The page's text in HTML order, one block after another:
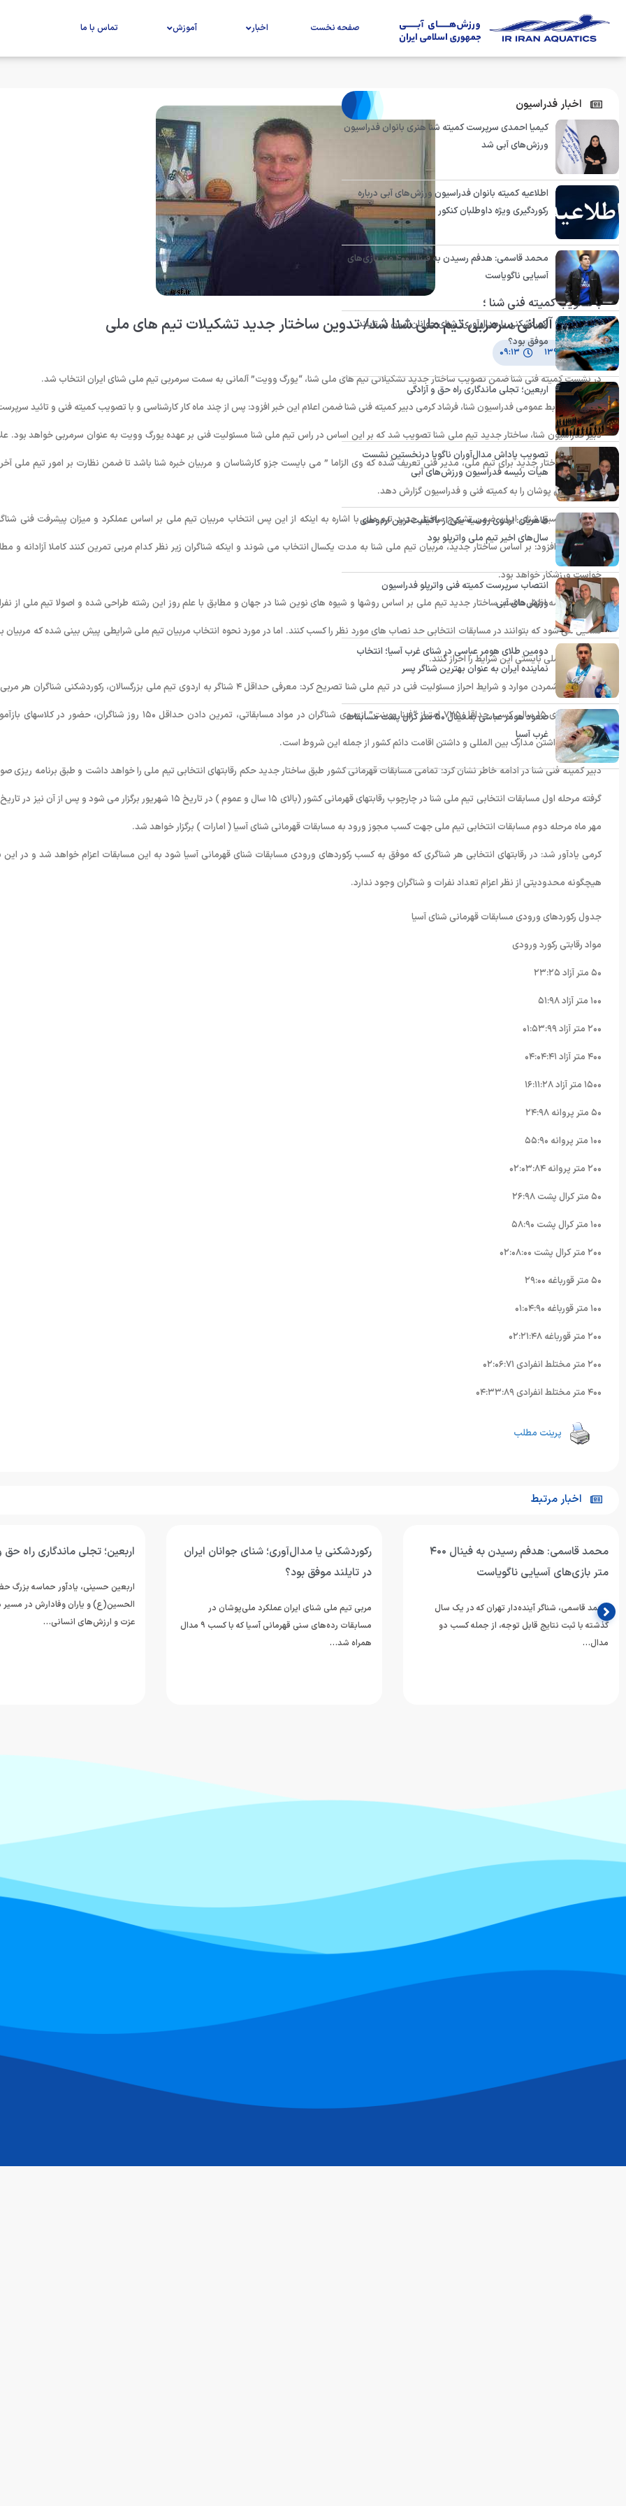
صفحه نخست اخبار آموزش تماس با ما
با تصویب كمیته فنی شنا ؛
“وویت” آلمانی سرمربی تیم ملی شنا شد/ تدوین ساختار جدید تشکیلات تیم های ملی
۴ تیر ۱۳۹۱ ۰۹:۱۳
در نشست کمیته فنی شنا ضمن تصویب ساختار جدید تشکیلاتی تیم های ملی شنا، “یورگ وویت” آلمانی به سمت سرمربی تیم ملی شنای ایران انتخاب شد.
به گزارش روابط عمومی فدراسیون شنا، فرشاد کرمی دبیر کمیته فنی شنا ضمن اعلام این خبر افزود: پس از چند ماه کار کارشناسی و با تصویب کمیته فنی و تائید
دبیر فدراسیون شنا، ساختار جدید تیم ملی شنا تصویب شد که بر این اساس در راس تیم ملی شنا مسئولیت فنی بر عهده یورگ وویت به عنوان سرمربی خواهد بود.
بر این در ساختار جدید برای تیم ملی، مدیر فنی تعریف شده که وی الزاما ” می بایست جزو کارشناسان و مربیان خبره شنا باشد تا ضمن نظارت بر امور تیم ملی
وضعیت ملی پوشان را به کمیته فنی و فدراسیون گزارش دهد.
ملی پوش اسبق شنای ایران ضمن تشریح ساختار جدید تیم ملی با اشاره به اینکه از این پس انتخاب مربیان تیم ملی بر اساس عملکرد و میزان پیشرفت فنی
خواهد بود، افزود: بر اساس ساختار جدید، مربیان تیم ملی شنا به مدت یکسال انتخاب می شوند و اینکه شناگران زیر نظر کدام مربی تمرین کنند کاملا آزادانه و
خواست ورزشکار خواهد بود.
کرمی در ادامه اظهار داشت: ساختار جدید تیم ملی بر اساس روشها و شیوه های نوین شنا در جهان و مطابق با علم روز این رشته طراحی شده و اصولا تیم ملی از
تشکیل می شود که بتوانند در مسابقات انتخابی حد نصاب های مورد نظر را کسب کنند. اما در مورد نحوه انتخاب مربیان تیم ملی شرایطی پیش بینی شده که مربیان
احراز سمت ملی بایستی این شرایط را احراز کنند.
وی ضمن برشمردن موارد و شرایط احراز مسئولیت فنی در تیم ملی شنا تصریح کرد: معرفی حداقل ۴ شناگر به اردوی تیم ملی بزرگسالان، رکوردشکنی شناگران
رده سنی بالای ١۵ سال، کسب حداقل ٧٢۵ امتیاز “فینا پوینت” از سوی شناگران در مواد مسابقاتی، تمرین دادن حداقل ١۵۰ روز شناگران، حضور در
فدراسیون، داشتن مدارک بین المللی و داشتن اقامت دائم کشور از جمله این شروط است.
دبیر کمیته فنی شنا در ادامه خاطر نشان کرد: تمامی مسابقات قهرمانی کشور طبق ساختار جدید حکم رقابتهای انتخابی تیم ملی را خواهد داشت و طبق برنامه ریزی
مهر ماه مرحله دوم مسابقات انتخابی تیم ملی جهت کسب مجوز ورود به مسابقات قهرمانی شنای آسیا ( امارات ) برگزار خواهد شد.
کرمی یادآور شد: در رقابتهای انتخابی هر شناگری که موفق به کسب رکوردهای ورودی مسابقات شنای قهرمانی آسیا شود به این مسابقات اعزام خواهد شد و در این
هیچگونه محدودیتی از نظر اعزام تعداد نفرات و شناگران وجود ندارد.
جدول رکوردهای ورودی مسابقات قهرمانی شنای آسیا
مواد رقابتی رکورد ورودی
۵۰ متر آزاد ٢٣:٢۵
١۰۰ متر آزاد ۵١:٩٨
٢۰۰ متر آزاد ۰١:۵٣:٩٩
۴۰۰ متر آزاد ۰۴:۰۴:۴١
١۵۰۰ متر آزاد ١۶:١١:٢٨
۵۰ متر پروانه ٢۴:٩٨
١۰۰ متر پروانه ۵۵:٩۰
٢۰۰ متر پروانه ۰٢:۰٣:٨۴
۵۰ متر کرال پشت ٢۶:٩٨
١۰۰ متر کرال پشت ۵٨:٩۰
٢۰۰ متر کرال پشت ۰٢:۰٨:۰۰
۵۰ متر قورباغه ٢٩:۰۰
١۰۰ متر قورباغه ۰١:۰۴:٩۰
٢۰۰ متر قورباغه ۰٢:٢١:۴٨
٢۰۰ متر مختلط انفرادی ۰٢:۰۶:٧١
۴۰۰ متر مختلط انفرادی ۰۴:٣٣:٨٩
پرینت مطلب
اخبار فدراسیون
کیمیا احمدی سرپرست کمیته شنا هنری بانوان فدراسیون
ورزش‌های آبی شد
اطلاعیه کمیته بانوان فدراسیون ورزش‌های آبی درباره
رکوردگیری ویژه داوطلبان کنکور
محمد قاسمی: هدفم رسیدن به فینال ۴۰۰ متر بازی‌های
آسیایی ناگویاست
رکوردشکنی یا مدال‌آوری؛ شنای جوانان ایران در تایلند
موفق بود؟
اربعین؛ تجلی ماندگاری راه حق و آزادگی
تصویب پاداش مدال‌آوران ناگویا درنخستین نشست
هیأت رئیسه فدراسیون ورزش‌های آبی
طاهریان: اردوی روسیه یکی از باکیفیت‌ترین اردوهای
سال‌های اخیر تیم ملی واترپلو بود
انتصاب سرپرست کمیته فنی واترپلو فدراسیون
ورزش‌های آبی
دومین طلای هومر عباسی در شنای غرب آسیا؛ انتخاب
نماینده ایران به عنوان بهترین شناگر پسر
صعود هومر عباسی به فینال ۵۰ متر کرال پشت مسابقات
غرب آسیا
اخبار مرتبط
رکوردشکنی یا مدال‌آوری؛ شنای جوانان ایران
در تایلند موفق بود؟
مربی تیم ملی شنای ایران عملکرد ملی‌پوشان در
همراه شد…
اربعین؛ تجلی ماندگاری راه حق و آزادگی
الحسین(ع) و یاران وفادارش در مسیر دفاع از حقیقت،
عزت و ارزش‌های انسانی…
تصویب پاداش مدال‌آوران
نخستین نشست هیأت رئیسه
در دوره جدید ریاست محسن